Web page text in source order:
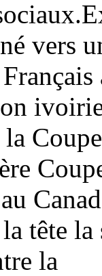
vers
la
tête
la